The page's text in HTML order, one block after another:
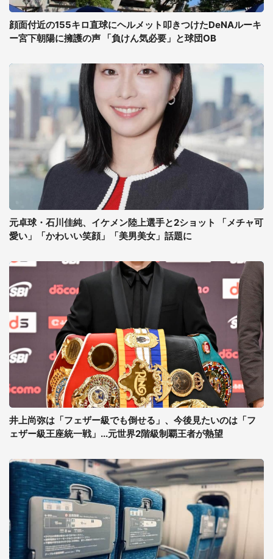
顔面付近の155キロ直球にヘルメット叩きつけたDeNAルーキ
ー宮下朝陽に擁護の声 「負けん気必要」と球団OB
元卓球・石川佳純、イケメン陸上選手と2ショット 「メチャ可
愛い」「かわいい笑顔」「美男美女」話題に
井上尚弥は「フェザー級でも倒せる」、今後見たいのは「フ
ェザー級王座統一戦」...元世界2階級制覇王者が熱望